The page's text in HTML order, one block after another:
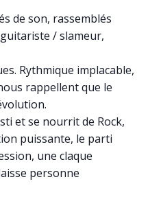
de son, rassemblés
/ slameur,
Rythmique implacable,
rappellent que le
et se nourrit de Rock,
puissante, le parti
une claque
personne